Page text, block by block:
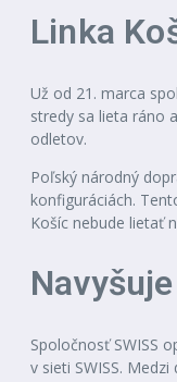
Linka
Už od 21. marca
stredy sa lieta ráno
odletov.
Poľský národný
konfiguráciách.
Košíc nebude lietať
Spoločnosť SWISS
v sieti SWISS.